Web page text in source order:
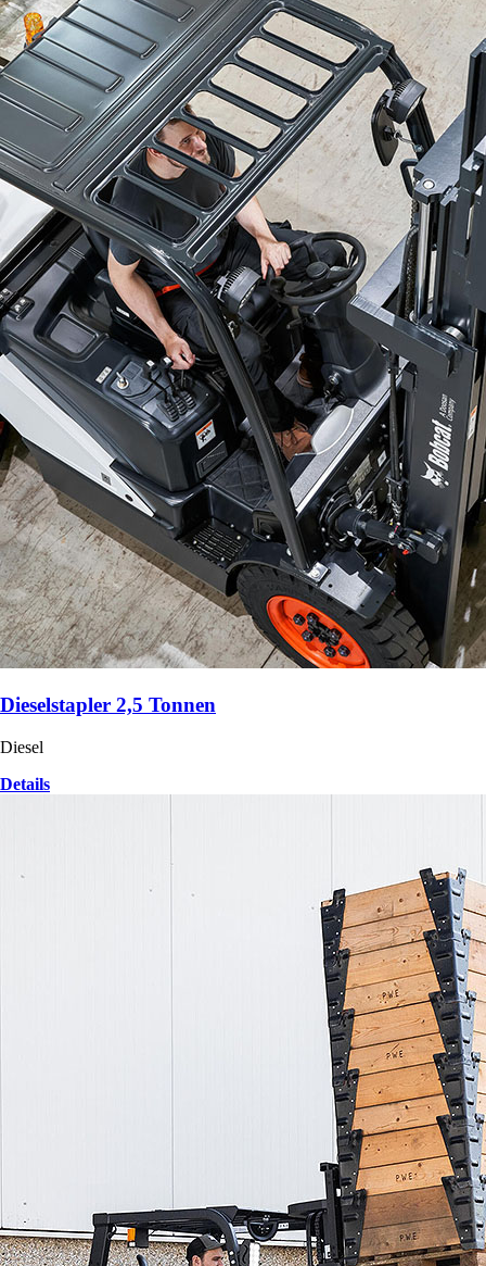
Dieselstapler 2,5 Tonnen
Diesel
Details